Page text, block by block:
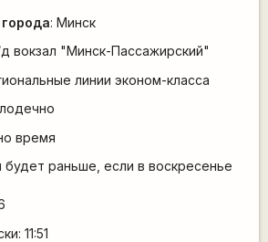
: Минск
вокзал "Минск-Пассажирский"
линии эконом-класса
время
раньше, если в воскресенье
11:51